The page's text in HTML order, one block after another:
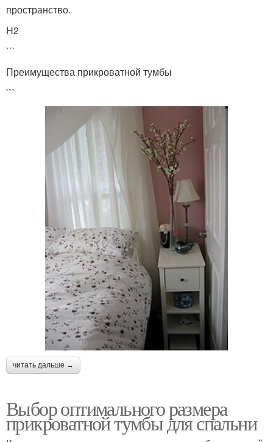
пространство.
H2
```
Преимущества прикроватной тумбы
```
читать дальше →
Выбор оптимального размера
прикроватной тумбы для спальни